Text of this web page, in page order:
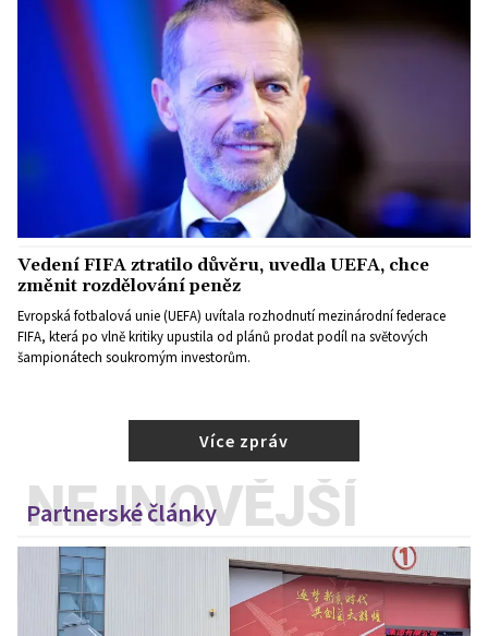
Vedení FIFA ztratilo důvěru, uvedla UEFA, chce
změnit rozdělování peněz
Evropská fotbalová unie (UEFA) uvítala rozhodnutí mezinárodní federace
FIFA, která po vlně kritiky upustila od plánů prodat podíl na světových
šampionátech soukromým investorům.
Více zpráv
Partnerské články
NEJNOVĚJŠÍ